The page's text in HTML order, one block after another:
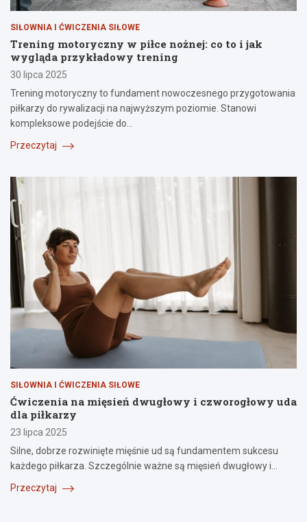
SIŁOWNIA I ĆWICZENIA SIŁOWE
Trening motoryczny w piłce nożnej: co to i jak
wygląda przykładowy trening
30 lipca 2025
Trening motoryczny to fundament nowoczesnego przygotowania
piłkarzy do rywalizacji na najwyższym poziomie. Stanowi
kompleksowe podejście do…
Przeczytaj
SIŁOWNIA I ĆWICZENIA SIŁOWE
Ćwiczenia na mięsień dwugłowy i czworogłowy uda
dla piłkarzy
23 lipca 2025
Silne, dobrze rozwinięte mięśnie ud są fundamentem sukcesu
każdego piłkarza. Szczególnie ważne są mięsień dwugłowy i…
Przeczytaj